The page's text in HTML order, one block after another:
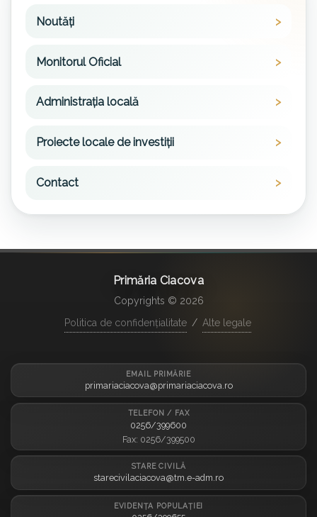
Noutăți
Monitorul Oficial
Administrația locală
Proiecte locale de investiții
Contact
Primăria Ciacova
Copyrights © 2026
Politica de confidențialitate / Alte legale
EMAIL PRIMĂRIE
primariaciacova@primariaciacova.ro
TELEFON / FAX
0256/399600
Fax: 0256/399500
STARE CIVILĂ
starecivilaciacova@tm.e-adm.ro
EVIDENȚA POPULAȚIEI